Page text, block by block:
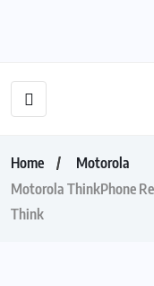
Home
Motorola
Motorola ThinkPhone
Think